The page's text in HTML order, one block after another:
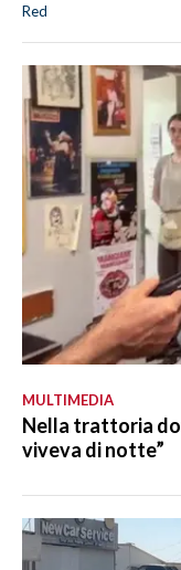
Red
MULTIMEDIA
Nella trattoria
viveva di notte”